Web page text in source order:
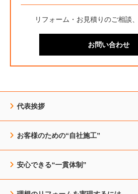
リフォーム・お見積りのご相談
お問い合わせ
代表挨拶
お客様のための“自社施工”
安心できる“一貫体制”